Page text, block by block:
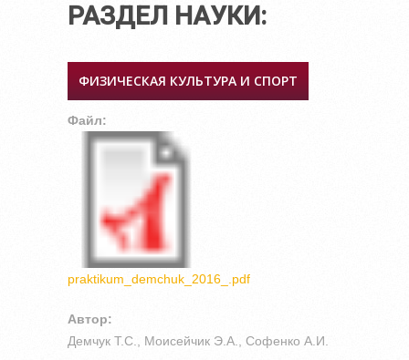
РАЗДЕЛ НАУКИ:
ФИЗИЧЕСКАЯ КУЛЬТУРА И СПОРТ
Файл:
praktikum_demchuk_2016_.pdf
Автор:
Демчук Т.С., Моисейчик Э.А., Софенко А.И.